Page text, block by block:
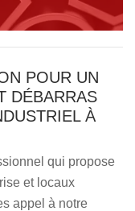
POUR UN
DÉBARRAS
À
qui propose
et locaux
appel à notre